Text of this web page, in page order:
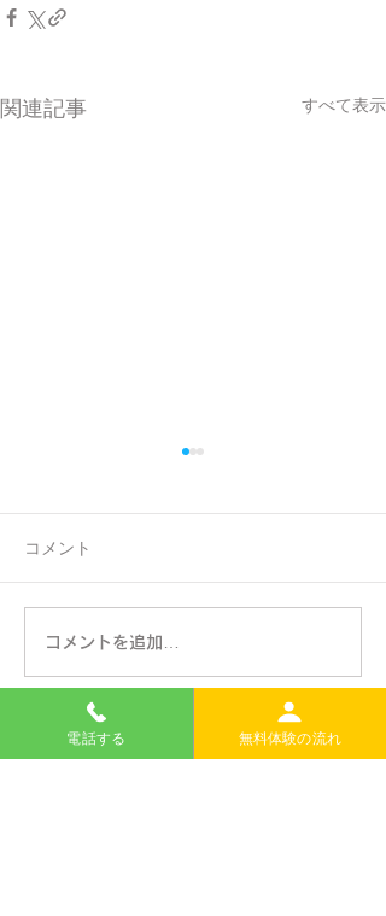
関連記事 すべて表示
2026 Summer Kids
コメント
コメントを追加…
電話する 無料体験の流れ